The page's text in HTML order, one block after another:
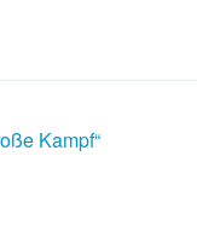
Kampf“